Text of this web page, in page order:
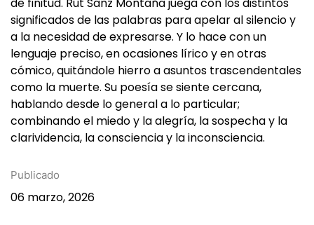
heridas del paso del tiempo, el miedo y el concepto
de finitud. Rut Sanz Montaña juega con los distintos
significados de las palabras para apelar al silencio y
a la necesidad de expresarse. Y lo hace con un
lenguaje preciso, en ocasiones lírico y en otras
cómico, quitándole hierro a asuntos trascendentales
como la muerte. Su poesía se siente cercana,
hablando desde lo general a lo particular;
combinando el miedo y la alegría, la sospecha y la
Publicado